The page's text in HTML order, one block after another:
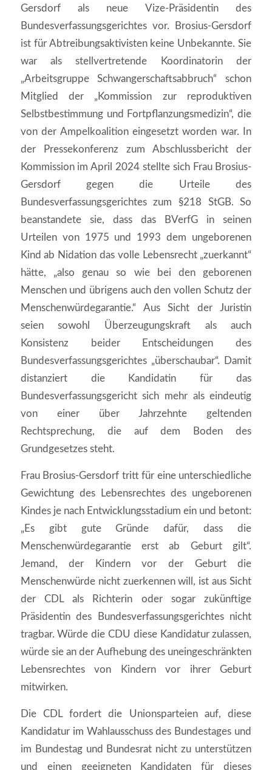
Gersdorf als neue Vize-Präsidentin des
Bundesverfassungsgerichtes vor. Brosius-Gersdorf
ist für Abtreibungsaktivisten keine Unbekannte. Sie
war als stellvertretende Koordinatorin der
„Arbeitsgruppe Schwangerschaftsabbruch“ schon
Mitglied der „Kommission zur reproduktiven
Selbstbestimmung und Fortpflanzungsmedizin“, die
von der Ampelkoalition eingesetzt worden war. In
der Pressekonferenz zum Abschlussbericht der
Kommission im April 2024 stellte sich Frau Brosius-
Gersdorf gegen die Urteile des
Bundesverfassungsgerichtes zum §218 StGB. So
beanstandete sie, dass das BVerfG in seinen
Urteilen von 1975 und 1993 dem ungeborenen
Kind ab Nidation das volle Lebensrecht „zuerkannt“
hätte, „also genau so wie bei den geborenen
Menschen und übrigens auch den vollen Schutz der
Menschenwürdegarantie.“ Aus Sicht der Juristin
seien sowohl Überzeugungskraft als auch
Konsistenz beider Entscheidungen des
Bundesverfassungsgerichtes „überschaubar“. Damit
distanziert die Kandidatin für das
Bundesverfassungsgericht sich mehr als eindeutig
von einer über Jahrzehnte geltenden
Rechtsprechung, die auf dem Boden des
Grundgesetzes steht.
Frau Brosius-Gersdorf tritt für eine unterschiedliche
Gewichtung des Lebensrechtes des ungeborenen
Kindes je nach Entwicklungsstadium ein und betont:
„Es gibt gute Gründe dafür, dass die
Menschenwürdegarantie erst ab Geburt gilt“.
Jemand, der Kindern vor der Geburt die
Menschenwürde nicht zuerkennen will, ist aus Sicht
der CDL als Richterin oder sogar zukünftige
Präsidentin des Bundesverfassungsgerichtes nicht
tragbar. Würde die CDU diese Kandidatur zulassen,
würde sie an der Aufhebung des uneingeschränkten
Lebensrechtes von Kindern vor ihrer Geburt
mitwirken.
Die CDL fordert die Unionsparteien auf, diese
Kandidatur im Wahlausschuss des Bundestages und
im Bundestag und Bundesrat nicht zu unterstützen
und einen geeigneten Kandidaten für dieses